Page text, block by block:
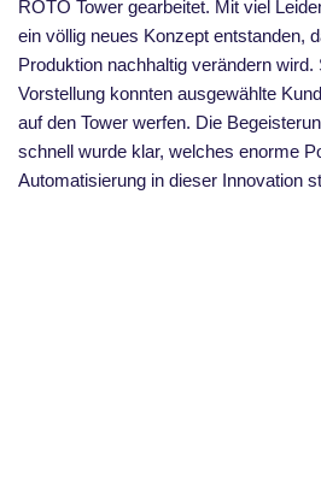
ROTO Tower gearbeitet. Mit viel
ein völlig neues Konzept entstanden,
Produktion nachhaltig verändern
Vorstellung konnten ausgewählte
auf den Tower werfen. Die
schnell wurde klar, welches enorme
Automatisierung in dieser Innovation